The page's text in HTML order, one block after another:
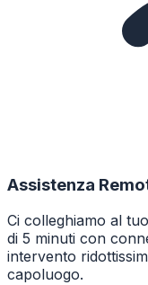
Assistenza
Ci colleghiamo al
di 5 minuti con
intervento
capoluogo.